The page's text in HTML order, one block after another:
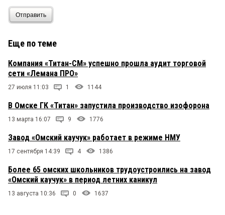
Отправить
Еще по теме
Компания «Титан-СМ» успешно прошла аудит торговой
сети «Лемана ПРО»
27 июля 11:03 1 1144
В Омске ГК «Титан» запустила производство изофорона
13 марта 16:07 9 1776
Завод «Омский каучук» работает в режиме НМУ
17 сентября 14:39 4 1386
Более 65 омских школьников трудоустроились на завод
«Омский каучук» в период летних каникул
13 августа 10:36 0 1637